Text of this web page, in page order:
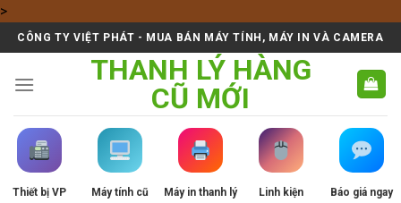
>Skip
to
content
CÔNG TY VIỆT PHÁT - MUA BÁN MÁY TÍNH, MÁY IN VÀ CAMERA
THANH LÝ HÀNG
CŨ MỚI
Thiết bị VP Máy tính cũ Máy in thanh lý Linh kiện Báo giá ngay